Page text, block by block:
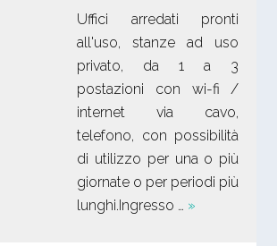
Uffici arredati pronti
all'uso, stanze ad uso
privato, da 1 a 3
postazioni con wi-fi /
internet via cavo,
telefono, con possibilità
di utilizzo per una o più
giornate o per periodi più
lunghi.Ingresso … »